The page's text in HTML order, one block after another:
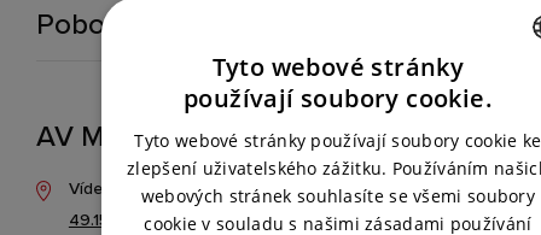
Pobočky
AV MEDIA SYSTEMS, a.s. - Brno
Vídeňská 189/102f, 619 00 Brno-jih - Dolní Heršpice
49.1511183N, 16.6002575E
ENGLISH
Tyto webové stránky
používají soubory cookie.
Tyto webové stránky používají soubory cookie ke
zlepšení uživatelského zážitku. Používáním
webových stránek souhlasíte se všemi soubory
cookie v souladu s našimi zásadami používání